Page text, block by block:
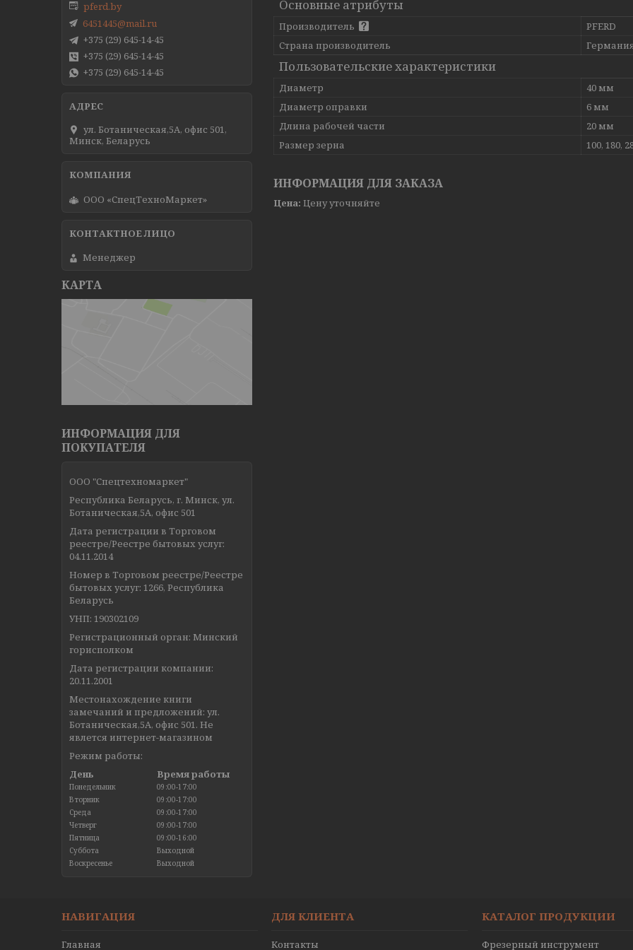
Основные атрибуты
Производитель
PFERD
Страна производитель
Пользовательские характеристики
Диаметр
40 мм
Диаметр оправки
6 мм
Длина рабочей части
20 мм
Размер зерна
100, 180,
ИНФОРМАЦИЯ ДЛЯ ЗАКАЗА
Цена: Цену уточняйте
pferd.by
6451445@mail.ru
+375 (29) 645-14-45
+375 (29) 645-14-45
+375 (29) 645-14-45
ул. Ботаническая,5А, офис 501,
Минск, Беларусь
ООО «СпецТехноМаркет»
Менеджер
КАРТА
ИНФОРМАЦИЯ ДЛЯ
ПОКУПАТЕЛЯ
ООО "Спецтехномаркет"
Республика Беларусь, г. Минск, ул.
Ботаническая,5А, офис 501
Дата регистрации в Торговом
реестре/Реестре бытовых услуг:
04.11.2014
Номер в Торговом реестре/Реестре
бытовых услуг: 1266, Республика
Беларусь
УНП: 190302109
Регистрационный орган: Минский
горисполком
Дата регистрации компании:
20.11.2001
Местонахождение книги
замечаний и предложений: ул.
Ботаническая,5А, офис 501. Не
явлется интернет-магазином
Режим работы:
День
Время работы
Понедельник
09:00-17:00
Вторник
09:00-17:00
Среда
09:00-17:00
Четверг
09:00-17:00
Пятница
09:00-16:00
Суббота
Выходной
Воскресенье
Выходной
НАВИГАЦИЯ
Главная
ДЛЯ КЛИЕНТА
Контакты
КАТАЛОГ ПРОДУКЦИИ
Фрезерный инструмент